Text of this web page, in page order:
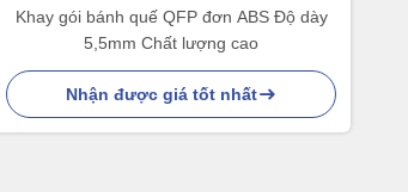
Khay gói bánh quế QFP đơn ABS Độ dày
5,5mm Chất lượng cao
Nhận được giá tốt nhất